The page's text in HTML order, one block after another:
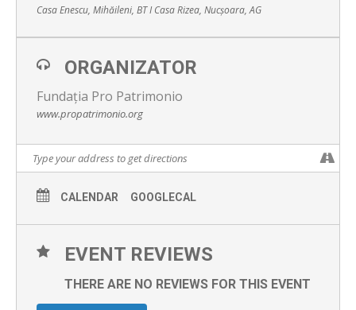
Casa Enescu, Mihăileni, BT I Casa Rizea, Nucșoara, AG
ORGANIZATOR
Fundația Pro Patrimonio
www.propatrimonio.org
CALENDAR GOOGLECAL
EVENT REVIEWS
THERE ARE NO REVIEWS FOR THIS EVENT